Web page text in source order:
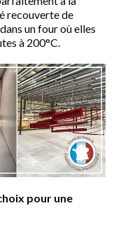
recouverte de
un four où elles
à 200°C.
pour une